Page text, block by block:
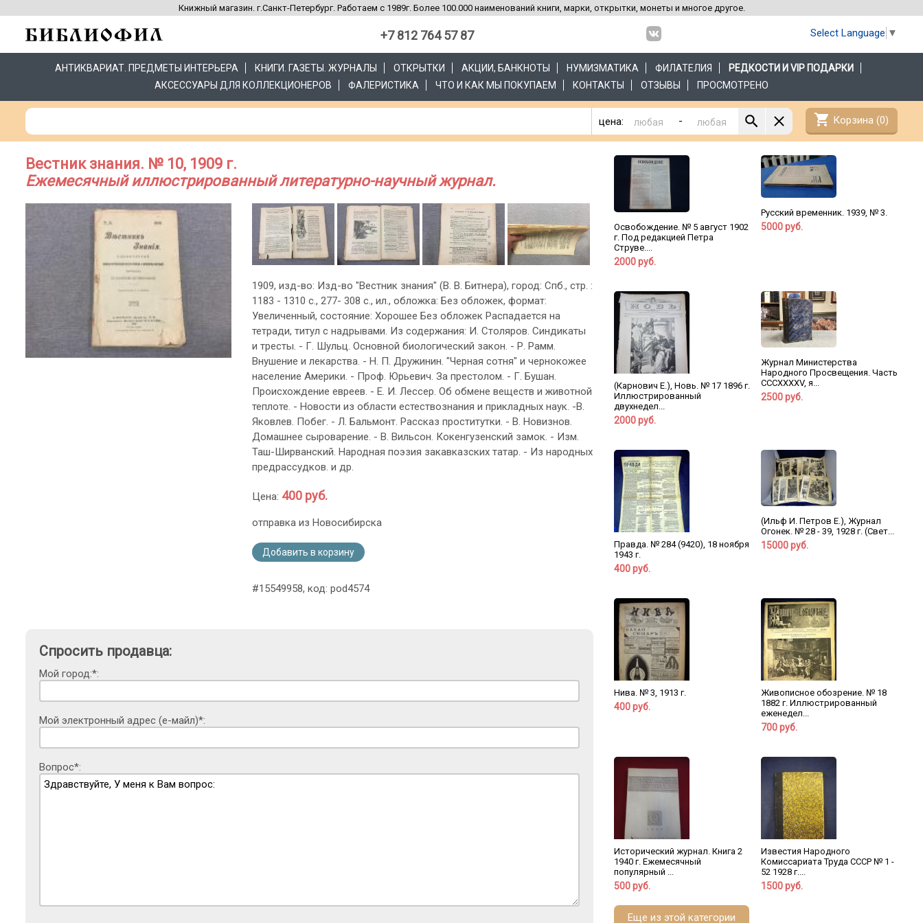
Книжный магазин. г.Санкт-Петербург. Работаем с 1989г. Более 100.000 наименований книги, марки, открытки, монеты и многое другое.
+7 812 764 57 87 Select Language ▼
АНТИКВАРИАТ. ПРЕДМЕТЫ ИНТЕРЬЕРА КНИГИ. ГАЗЕТЫ. ЖУРНАЛЫ ОТКРЫТКИ АКЦИИ, БАНКНОТЫ НУМИЗМАТИКА ФИЛАТЕЛИЯ
РЕДКОСТИ И VIP ПОДАРКИ
АКСЕССУАРЫ ДЛЯ КОЛЛЕКЦИОНЕРОВ
ФАЛЕРИСТИКА ЧТО И КАК МЫ ПОКУПАЕМ КОНТАКТЫ ОТЗЫВЫ ПРОСМОТРЕНО
цена: - shopping_cart Корзина (0)
Вестник знания. № 10, 1909 г.
Ежемесячный иллюстрированный литературно-научный журнал.
1909, изд-во: Изд-во "Вестник знания" (В. В. Битнера), город: Спб., стр. :
1183 - 1310 с., 277- 308 с., ил., обложка: Без обложек, формат:
Увеличенный, состояние: Хорошее Без обложек Распадается на
тетради, титул с надрывами. Из содержания: И. Столяров. Синдикаты
и тресты. - Г. Шульц. Основной биологический закон. - Р. Рамм.
Внушение и лекарства. - Н. П. Дружинин. "Черная сотня" и чернокожее
население Америки. - Проф. Юрьевич. За престолом. - Г. Бушан.
Происхождение евреев. - Е. И. Лессер. Об обмене веществ и животной
теплоте. - Новости из области естествознания и прикладных наук. -В.
Яковлев. Побег. - Л. Бальмонт. Рассказ проститутки. - В. Новизнов.
Домашнее сыроварение. - В. Вильсон. Кокенгузенский замок. - Изм.
Таш-Ширванский. Народная поэзия закавказских татар. - Из народных
предрассудков. и др.
Цена: 400 руб.
отправка из Новосибирска
Добавить в корзину
#15549958, код: pod4574
Спросить продавца:
Мой город:*:
Мой электронный адрес (е-майл)*:
Вопрос*:
Освобождение. № 5 август 1902
г. Под редакцией Петра
Струве....
2000 руб.
Русский временник. 1939, № 3.
5000 руб.
(Карнович Е.), Новь. № 17 1896 г.
Иллюстрированный
двухнедел...
2000 руб.
Журнал Министерства
Народного Просвещения. Часть
CCCXXXXV, я...
2500 руб.
Правда. № 284 (9420), 18 ноября
1943 г.
400 руб.
(Ильф И. Петров Е.), Журнал
Огонек. № 28 - 39, 1928 г. (Свет...
15000 руб.
Нива. № 3, 1913 г.
400 руб.
Живописное обозрение. № 18
1882 г. Иллюстрированный
еженедел...
700 руб.
Исторический журнал. Книга 2
1940 г. Ежемесячный
популярный ...
500 руб.
Известия Народного
Комиссариата Труда СССР № 1 -
52 1928 г....
1500 руб.
Еще из этой категории